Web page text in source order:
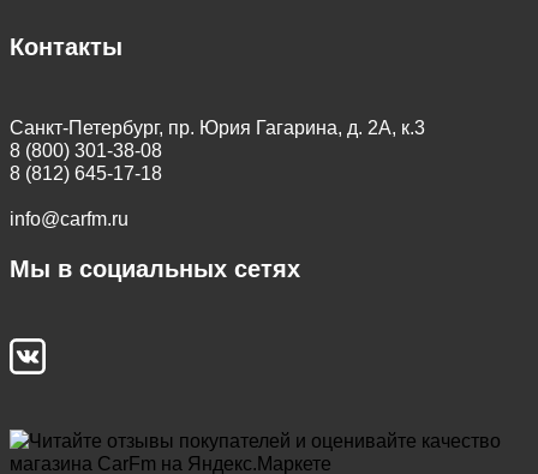
Контакты
Санкт-Петербург, пр. Юрия Гагарина, д. 2А, к.3
8 (800) 301-38-08
8 (812) 645-17-18
info@carfm.ru
Мы в социальных сетях